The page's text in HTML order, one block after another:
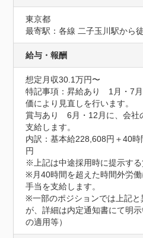
東京都
最寄駅：各線 二子玉川駅から
給与・報酬
想定月収30.1万円〜
特記事項：昇給あり　1月・7
価により見直しを行います。
賞与あり　6月・12月に、会社
支給します。
内訳：基本給228,608円＋40
円
※上記は中途採用時に提示する
※月40時間を超えた時間外労
手当を支給します。
※一部のポジションでは上記と
が、詳細は内定通知書にて明
の適用等）